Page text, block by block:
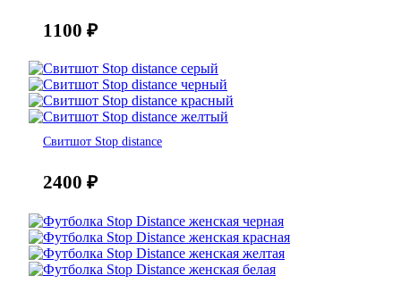
1100 ₽
Свитшот Stop distance
2400 ₽